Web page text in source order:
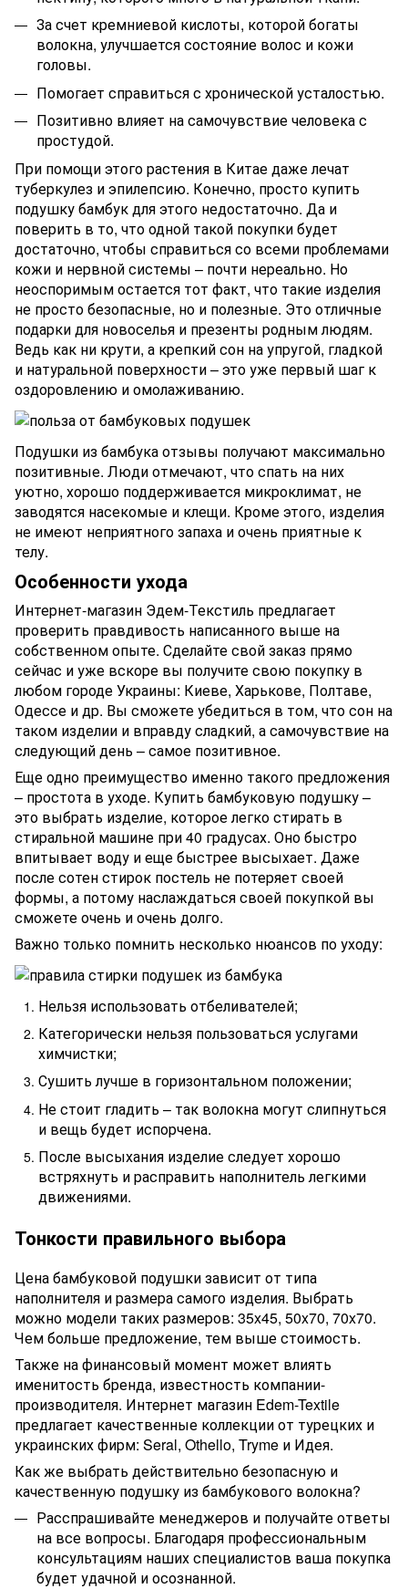
За счет кремниевой кислоты, которой богаты
волокна, улучшается состояние волос и кожи
головы.
Помогает справиться с хронической усталостью.
Позитивно влияет на самочувствие человека с
простудой.
При помощи этого растения в Китае даже лечат
туберкулез и эпилепсию. Конечно, просто купить
подушку бамбук для этого недостаточно. Да и
поверить в то, что одной такой покупки будет
достаточно, чтобы справиться со всеми проблемами
кожи и нервной системы – почти нереально. Но
неоспоримым остается тот факт, что такие изделия
не просто безопасные, но и полезные. Это отличные
подарки для новоселья и презенты родным людям.
Ведь как ни крути, а крепкий сон на упругой, гладкой
и натуральной поверхности – это уже первый шаг к
оздоровлению и омолаживанию.
Подушки из бамбука отзывы получают максимально
позитивные. Люди отмечают, что спать на них
уютно, хорошо поддерживается микроклимат, не
заводятся насекомые и клещи. Кроме этого, изделия
не имеют неприятного запаха и очень приятные к
телу.
Особенности ухода
Интернет-магазин Эдем-Текстиль предлагает
проверить правдивость написанного выше на
собственном опыте. Сделайте свой заказ прямо
сейчас и уже вскоре вы получите свою покупку в
любом городе Украины: Киеве, Харькове, Полтаве,
Одессе и др. Вы сможете убедиться в том, что сон на
таком изделии и вправду сладкий, а самочувствие на
следующий день – самое позитивное.
Еще одно преимущество именно такого предложения
– простота в уходе. Купить бамбуковую подушку –
это выбрать изделие, которое легко стирать в
стиральной машине при 40 градусах. Оно быстро
впитывает воду и еще быстрее высыхает. Даже
после сотен стирок постель не потеряет своей
формы, а потому наслаждаться своей покупкой вы
сможете очень и очень долго.
Важно только помнить несколько нюансов по уходу:
Нельзя использовать отбеливателей;
Категорически нельзя пользоваться услугами
химчистки;
Сушить лучше в горизонтальном положении;
Не стоит гладить – так волокна могут слипнуться
и вещь будет испорчена.
После высыхания изделие следует хорошо
встряхнуть и расправить наполнитель легкими
движениями.
Тонкости правильного выбора
Цена бамбуковой подушки зависит от типа
наполнителя и размера самого изделия. Выбрать
можно модели таких размеров: 35x45, 50x70, 70x70.
Чем больше предложение, тем выше стоимость.
Также на финансовый момент может влиять
именитость бренда, известность компании-
производителя. Интернет магазин Edem-Textile
предлагает качественные коллекции от турецких и
украинских фирм: Seral, Othello, Tryme и Идея.
Как же выбрать действительно безопасную и
качественную подушку из бамбукового волокна?
Расспрашивайте менеджеров и получайте ответы
на все вопросы. Благодаря профессиональным
консультациям наших специалистов ваша покупка
будет удачной и осознанной.